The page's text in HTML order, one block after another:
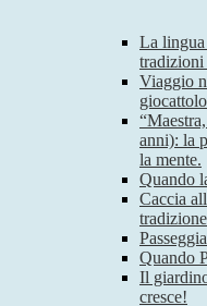
La
tradizioni
Viaggio
giocattolo
anni): la
la mente.
Quando
Caccia
Quando
Il
cresce!